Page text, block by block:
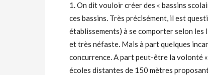
1. On dit vouloir créer des « bassins
ces bassins. Très précisément, il est
établissements) à se comporter selon
et très néfaste. Mais à part quelques
concurrence. A part peut-être la volonté «
écoles distantes de 150 mètres